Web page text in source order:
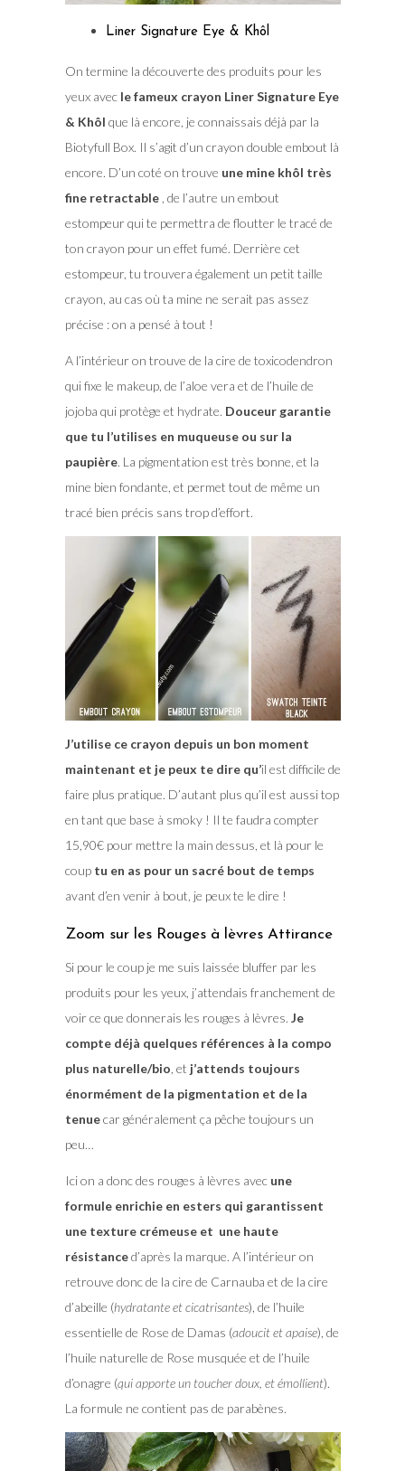
Liner Signature Eye & Khôl
On termine la découverte des produits pour les
yeux avec le fameux crayon Liner Signature Eye
& Khôl que là encore, je connaissais déjà par la
Biotyfull Box. Il s’agit d’un crayon double embout là
encore. D’un coté on trouve une mine khôl très
fine retractable, de l’autre un embout
estompeur qui te permettra de floutter le tracé de
ton crayon pour un effet fumé. Derrière cet
estompeur, tu trouvera également un petit taille
crayon, au cas où ta mine ne serait pas assez
précise : on a pensé à tout !
A l’intérieur on trouve de la cire de toxicodendron
qui fixe le makeup, de l’aloe vera et de l’huile de
jojoba qui protège et hydrate. Douceur garantie
que tu l’utilises en muqueuse ou sur la
paupière. La pigmentation est très bonne, et la
mine bien fondante, et permet tout de même un
tracé bien précis sans trop d’effort.
J’utilise ce crayon depuis un bon moment
maintenant et je peux te dire qu’il est difficile de
faire plus pratique. D’autant plus qu’il est aussi top
en tant que base à smoky ! Il te faudra compter
15,90€ pour mettre la main dessus, et là pour le
coup tu en as pour un sacré bout de temps
avant d’en venir à bout, je peux te le dire !
Zoom sur les Rouges à lèvres Attirance
Si pour le coup je me suis laissée bluffer par les
produits pour les yeux, j’attendais franchement de
voir ce que donnerais les rouges à lèvres. Je
compte déjà quelques références à la compo
plus naturelle/bio , et j’attends toujours
énormément de la pigmentation et de la
tenuecar généralement ça pêche toujours un
peu…
Ici on a donc des rouges à lèvres avec une
formule enrichie en esters qui garantissent
une texture crémeuse et une haute
résistanced’après la marque. A l’intérieur on
retrouve donc de la cire de Carnauba et de la cire
d’abeille (hydratante et cicatrisantes), de l’huile
essentielle de Rose de Damas (adoucit et apaise), de
l’huile naturelle de Rose musquée et de l’huile
d’onagre (qui apporte un toucher doux, et émollient).
La formule ne contient pas de parabènes.